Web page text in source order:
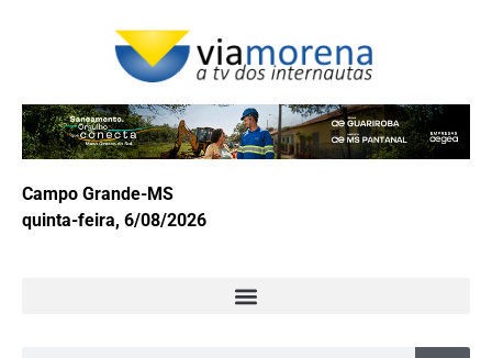
Campo Grande-MS
quinta-feira, 6/08/2026